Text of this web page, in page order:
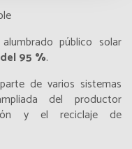
público solar
95 %.
de varios sistemas
del productor
y el reciclaje de
Français
Inglés